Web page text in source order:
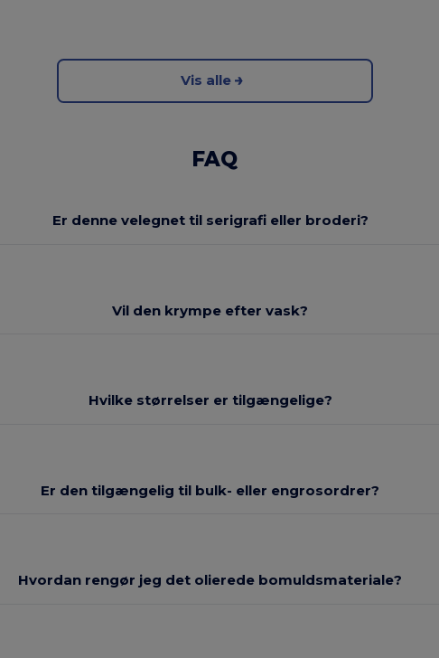
Vis alle
FAQ
Er denne velegnet til serigrafi eller broderi?
Vil den krympe efter vask?
Hvilke størrelser er tilgængelige?
Er den tilgængelig til bulk- eller engrosordrer?
Hvordan rengør jeg det olierede bomuldsmateriale?